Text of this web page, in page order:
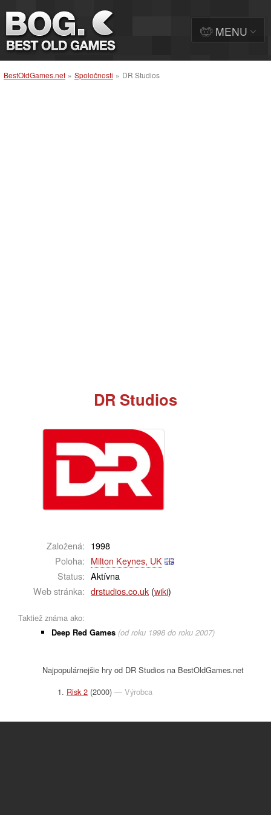
BestOldGames.net » Spoločnosti » DR Studios
DR Studios
Založená: 1998
Poloha: Milton Keynes, UK
Status: Aktívna
Web stránka: drstudios.co.uk (wiki)
Taktiež známa ako:
Deep Red Games (od roku 1998 do roku 2007)
Najpopulárnejšie hry od DR Studios na BestOldGames.net
Risk 2 (2000) — Výrobca
MENU